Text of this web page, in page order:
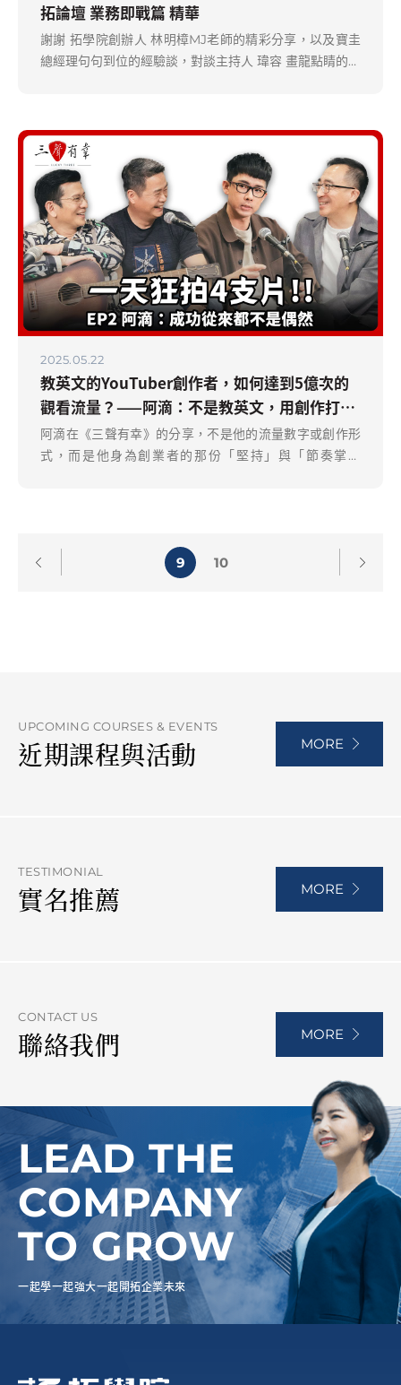
拓論壇 業務即戰篇 精華
謝謝 拓學院創辦人 林明樟MJ老師的精彩分享，以及寶圭
總經理句句到位的經驗談，對談主持人 瑋容 畫龍點睛的專
2025.05.22
教英文的YouTuber創作者，如何達到5億次的
觀看流量？——阿滴：不是教英文，用創作打開
世界
阿滴在《三聲有幸》的分享，不是他的流量數字或創作形
式，而是他身為創業者的那份「堅持」與「節奏掌握
9 10
MORE
UPCOMING COURSES & EVENTS
近期課程與活動
MORE
TESTIMONIAL
實名推薦
MORE
CONTACT US
聯絡我們
LEAD THE
COMPANY
TO GROW
一起學一起強大一起開拓企業未來